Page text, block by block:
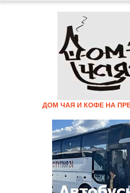
ДОМ ЧАЯ И КОФЕ НА